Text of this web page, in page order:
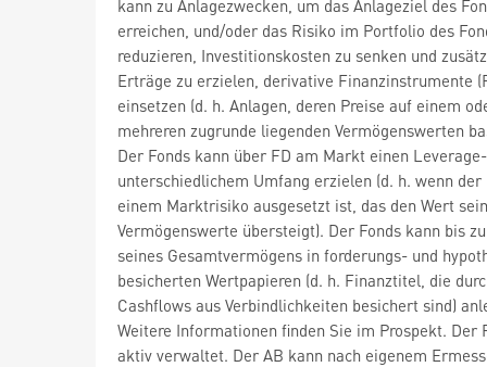
kann zu Anlagezwecken, um das Anlageziel des
erreichen, und/oder das Risiko im Portfolio des
reduzieren, Investitionskosten zu senken und
Erträge zu erzielen, derivative Finanzinstrumente
einsetzen (d. h. Anlagen, deren Preise auf einem
mehreren zugrunde liegenden Vermögenswerten
Der Fonds kann über FD am Markt einen
unterschiedlichem Umfang erzielen (d. h. wenn der
einem Marktrisiko ausgesetzt ist, das den Wert
Vermögenswerte übersteigt). Der Fonds kann bis
seines Gesamtvermögens in forderungs- und
besicherten Wertpapieren (d. h. Finanztitel, die
Cashflows aus Verbindlichkeiten besichert sind)
Weitere Informationen finden Sie im Prospekt. Der
aktiv verwaltet. Der AB kann nach eigenem